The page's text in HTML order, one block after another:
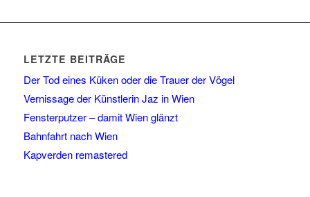
LETZTE BEITRÄGE
Der Tod eines Küken oder die Trauer der Vögel
Vernissage der Künstlerin Jaz in Wien
Fensterputzer – damit Wien glänzt
Bahnfahrt nach Wien
Kapverden remastered